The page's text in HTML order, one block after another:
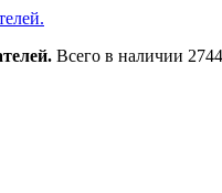
Всего в наличии